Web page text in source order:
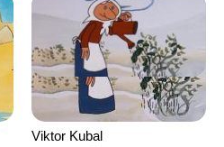
Viktor Kubal